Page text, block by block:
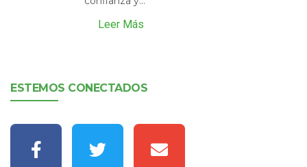
Leer Más
ESTEMOS CONECTADOS